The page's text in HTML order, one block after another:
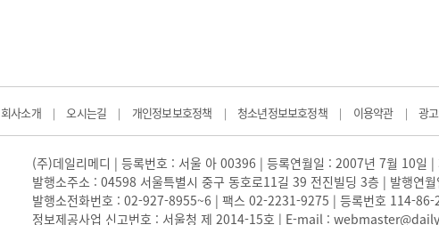
회사소개 | 오시는길 | 개인정보보호정책 | 청소년정보보호정책 | 이용약관 | 광
(주)데일리메디 | 등록번호 : 서울 아 00396 | 등록연월일 : 2007년 7월 10일
발행소주소 : 04598 서울특별시 중구 동호로11길 39 전진빌딩 3층 | 발행연
발행소전화번호 : 02-927-8955~6 | 팩스 02-2231-9275 | 등록번호 114-86-
정보제공사업 신고번호 : 서울청 제 2014-15호 | E-mail :